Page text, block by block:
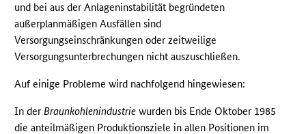
und bei aus der Anlageninstabilität begründeten
außerplanmäßigen Ausfällen sind
Versorgungseinschränkungen oder zeitweilige
Versorgungsunterbrechungen nicht auszuschließen.
Auf einige Probleme wird nachfolgend hingewiesen:
In derBraunkohlenindustriewurden bis Ende Oktober 1985
die anteilmäßigen Produktionsziele in allen Positionen im